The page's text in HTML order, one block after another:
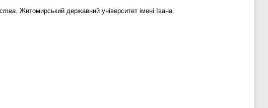
Житомирський державний університет імені Івана